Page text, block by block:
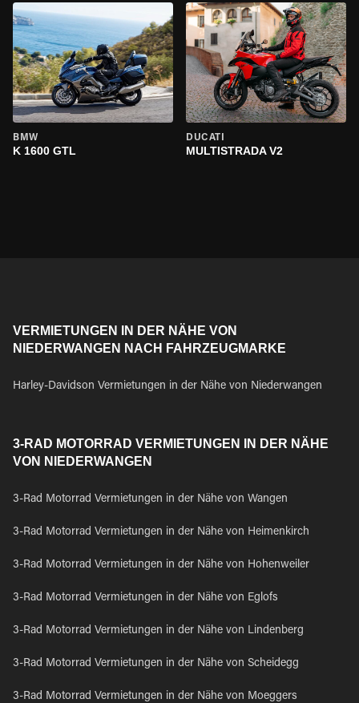
BMW
K 1600 GTL
DUCATI
MULTISTRADA V2
VERMIETUNGEN IN DER NÄHE VON
NIEDERWANGEN NACH FAHRZEUGMARKE
Harley-Davidson Vermietungen in der Nähe von Niederwangen
3-RAD MOTORRAD VERMIETUNGEN IN DER NÄHE
VON NIEDERWANGEN
3-Rad Motorrad Vermietungen in der Nähe von Wangen
3-Rad Motorrad Vermietungen in der Nähe von Heimenkirch
3-Rad Motorrad Vermietungen in der Nähe von Hohenweiler
3-Rad Motorrad Vermietungen in der Nähe von Eglofs
3-Rad Motorrad Vermietungen in der Nähe von Lindenberg
3-Rad Motorrad Vermietungen in der Nähe von Scheidegg
3-Rad Motorrad Vermietungen in der Nähe von Moeggers